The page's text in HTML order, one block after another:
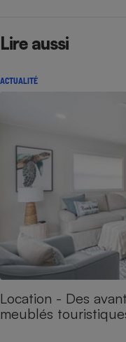
Lire aussi
ACTUALITÉ
Location - Des
meublés